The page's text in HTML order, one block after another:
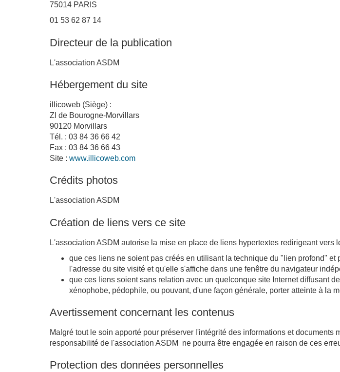
75014 PARIS
01 53 62 87 14
Directeur de la publication
L'association ASDM
Hébergement du site
illicoweb (Siège) :
ZI de Bourogne-Morvillars
90120 Morvillars
Tél. : 03 84 36 66 42
Fax : 03 84 36 66 43
Site : www.illicoweb.com
Crédits photos
L'association ASDM
Création de liens vers ce site
L'association ASDM autorise la mise en place de liens hypertextes redirigeant vers
que ces liens ne soient pas créés en utilisant la technique du "lien profond"
l'adresse du site visité et qu'elle s'affiche dans une fenêtre du navigateur
que ces liens soient sans relation avec un quelconque site Internet diffusant
xénophobe, pédophile, ou pouvant, d'une façon générale, porter atteinte à la
Avertissement concernant les contenus
Malgré tout le soin apporté pour préserver l'intégrité des informations et
responsabilité de l'association ASDM ne pourra être engagée en raison de ces
Protection des données personnelles